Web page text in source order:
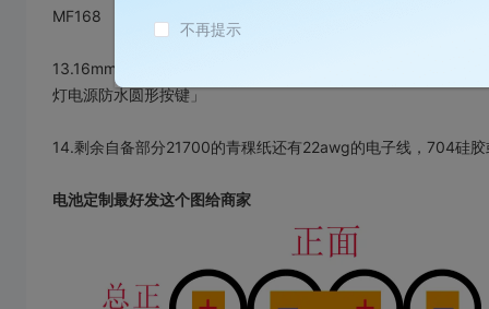
MF168 「u型ls516铝合金拉手机柜工控设备柜门椭圆黑色哑光
13.16mm金属开关【淘宝】https://e.tb.cn/
灯电源防水圆形按键」
14.剩余自备部分21700的青稞纸还有22awg的电子线，704硅
电池定制最好发这个图给商家
不再提示